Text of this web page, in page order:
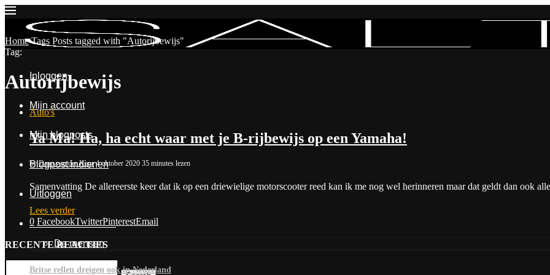
Inloggen
Mijn account
Mijn blogposts
Blogpost indienen
Uitloggen
Contact & Over Ons
De mensen
Home Tags Posts tagged with "Autorijbewijs"
Tag:
Autorijbewijs
Auto's
Ya Ma! Ha, ha echt waar met je B-rijbewijs op een Yamaha!
byDaan van der Keur 4 oktober 2020 35 minutes lezen
Samenvatting De allereerste keer dat ik op een driewielige motorscooter reed kan ik me nog wel herinneren maar dat geldt dan ook
Lees verder
0 FacebookTwitterPinterestEmail
RECENTE REACTIES
Britse rellen dreigen ook in Nederland